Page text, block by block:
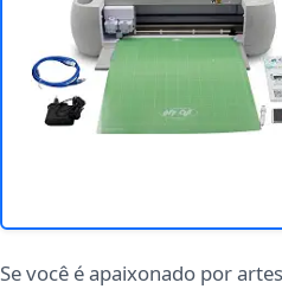
Se você é apaixonado por